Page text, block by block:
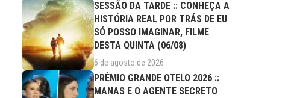
SESSÃO DA TARDE :: CONHEÇA A
HISTÓRIA REAL POR TRÁS DE EU
SÓ POSSO IMAGINAR, FILME
DESTA QUINTA (06/08)
6 de agosto de 2026
PRÊMIO GRANDE OTELO 2026 ::
MANAS E O AGENTE SECRETO